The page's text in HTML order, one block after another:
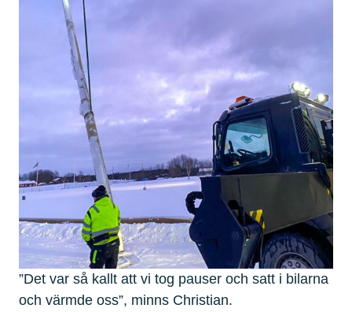
”Det var så kallt att vi tog pauser och satt i bilarna
och värmde oss”, minns Christian.